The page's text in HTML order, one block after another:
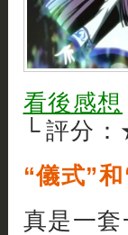
看後感想
└ 評分
“儀式”
真是一